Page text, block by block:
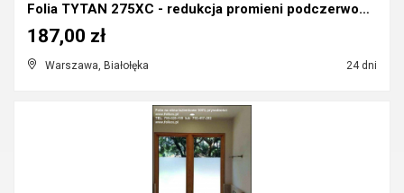
Folia TYTAN 275XC - redukcja promieni podczerwonyc...
Warszawa, Białołęka 24 dni
187,00 zł